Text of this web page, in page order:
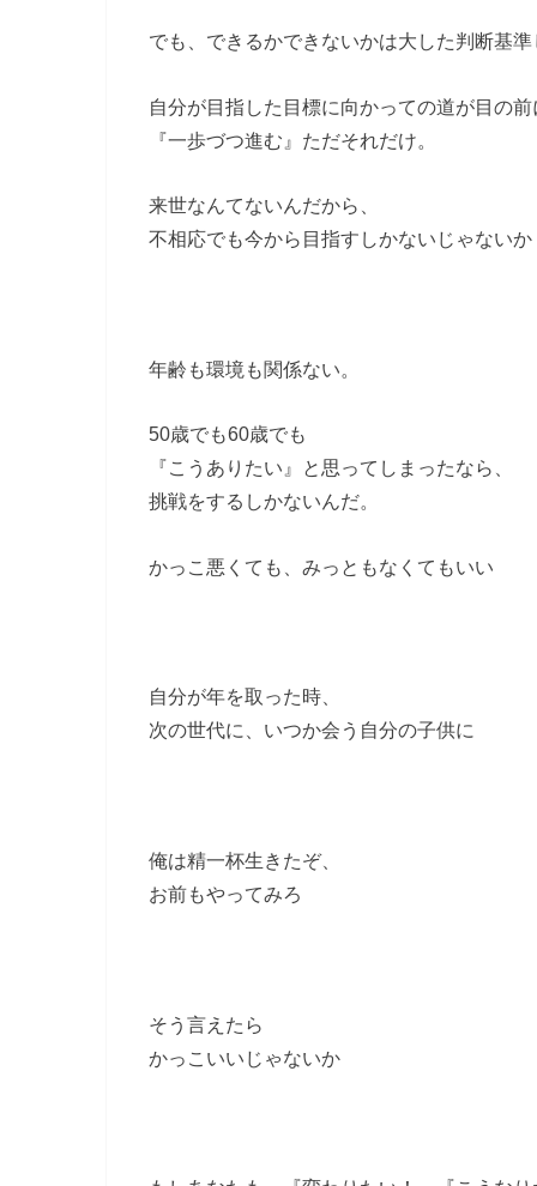
でも、できるかできないかは大した判断基準
自分が目指した目標に向かっての道が目の前
『一歩づつ進む』ただそれだけ。
来世なんてないんだから、
不相応でも今から目指すしかないじゃないか
年齢も環境も関係ない。
50歳でも60歳でも
『こうありたい』と思ってしまったなら、
挑戦をするしかないんだ。
かっこ悪くても、みっともなくてもいい
自分が年を取った時、
次の世代に、いつか会う自分の子供に
俺は精一杯生きたぞ、
お前もやってみろ
そう言えたら
かっこいいじゃないか